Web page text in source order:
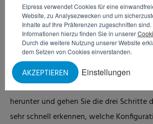
Elpress verwendet Cookies für eine
Website, zu Analysezwecken und um
Inhalte auf Ihre Präferenzen zugeschnitten sind.
Informationen hierzu finden Sie in unserer
Durch die weitere Nutzung unserer Website
dem Setzen von Cookies einverstanden.
Einstellungen
AKZEPTIEREN
Möchten Sie wissen, welches
besten zu Ihrem Unternehmen passt?
unverbindlich die Reinigungssystem-
herunter und gehen Sie die drei Schritte
sehr schnell erkennen, welche